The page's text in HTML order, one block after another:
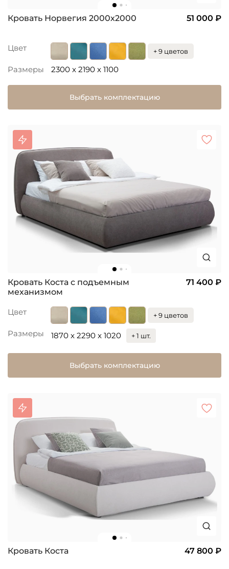
Кровать Норвегия 2000х2000 51 000 ₽
Цвет + 9 цветов
Размеры 2300 x 2190 x 1100
Выбрать комплектацию
Кровать Коста с подъемным
механизмом
71 400 ₽
Цвет + 9 цветов
Размеры 1870 x 2290 x 1020 + 1 шт.
Выбрать комплектацию
Кровать Коста 47 800 ₽